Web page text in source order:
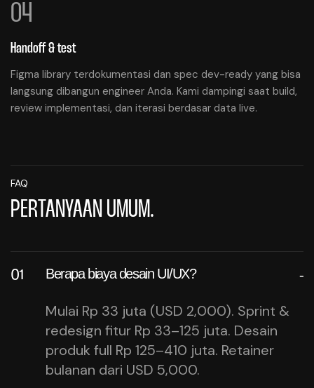
04
Handoff & test
Figma library terdokumentasi dan spec dev-ready yang bisa
langsung dibangun engineer Anda. Kami dampingi saat build,
review implementasi, dan iterasi berdasar data live.
FAQ
PERTANYAAN UMUM.
Berapa biaya desain UI/UX?
Mulai Rp 33 juta (USD 2,000). Sprint &
redesign fitur Rp 33–125 juta. Desain
produk full Rp 125–410 juta. Retainer
bulanan dari USD 5,000.